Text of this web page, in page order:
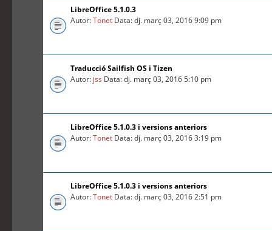
LibreOffice 5.1.0.3
Autor:Tonet Data: dj. març 03, 2016 9:09 pm
Traducció Sailfish OS i Tizen
Autor: jss Data: dj. març 03, 2016 5:10 pm
LibreOffice 5.1.0.3 i versions anteriors
Autor:Tonet Data: dj. març 03, 2016 3:19 pm
LibreOffice 5.1.0.3 i versions anteriors
Autor:Tonet Data: dj. març 03, 2016 2:51 pm